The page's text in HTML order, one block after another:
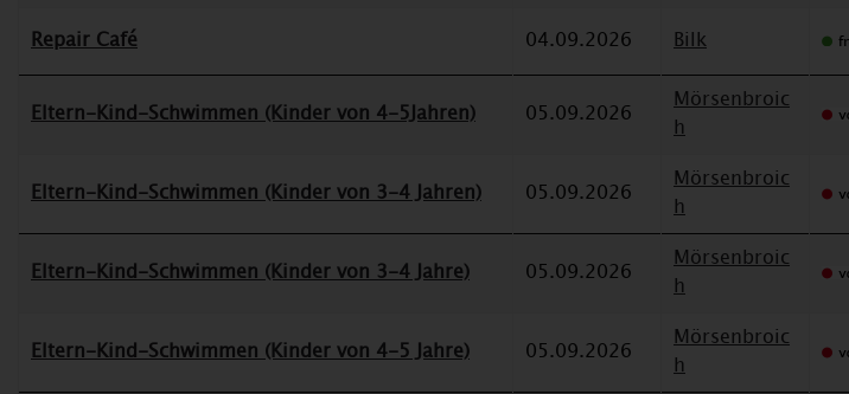
Repair Café 04.09.2026 Bilk
Eltern-Kind-Schwimmen (Kinder von 4-5Jahren) 05.09.2026
Mörsenbroic
h
Eltern-Kind-Schwimmen (Kinder von 3-4 Jahren) 05.09.2026
Mörsenbroic
h
Eltern-Kind-Schwimmen (Kinder von 3-4 Jahre) 05.09.2026
Mörsenbroic
h
Eltern-Kind-Schwimmen (Kinder von 4-5 Jahre) 05.09.2026
Mörsenbroic
h